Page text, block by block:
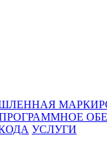
УСЛУГИ